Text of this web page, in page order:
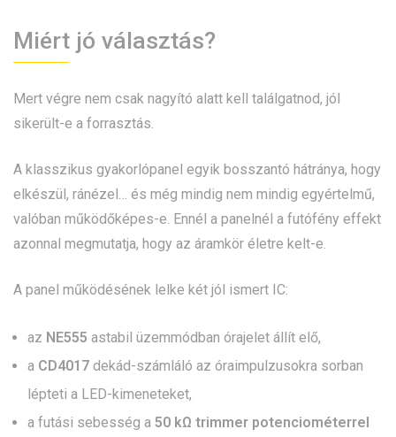
Miért jó választás?
Mert végre nem csak nagyító alatt kell találgatnod, jól
sikerült-e a forrasztás.
A klasszikus gyakorlópanel egyik bosszantó hátránya, hogy
elkészül, ránézel… és még mindig nem mindig egyértelmű,
valóban működőképes-e. Ennél a panelnél a futófény effekt
azonnal megmutatja, hogy az áramkör életre kelt-e.
A panel működésének lelke két jól ismert IC:
az NE555 astabil üzemmódban órajelet állít elő,
a CD4017 dekád-számláló az óraimpulzusokra sorban
lépteti a LED-kimeneteket,
a futási sebesség a 50 kΩ trimmer potenciométerrel